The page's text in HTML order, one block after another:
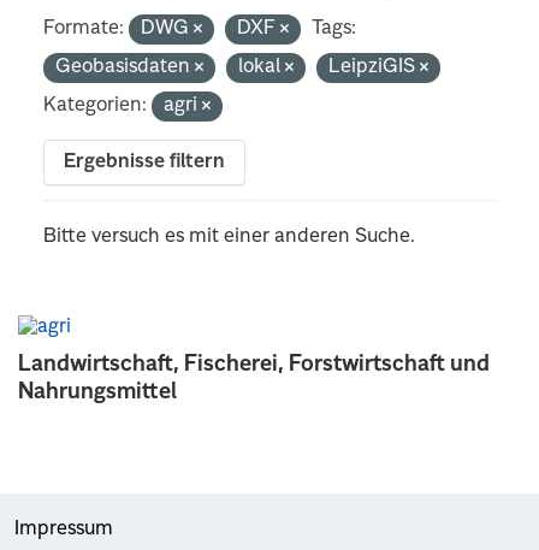
Landwirtschaft, Fischerei, Forstwirtschaft und
Nahrungsmittel
Formate: DWG DXF
Tags:
Geobasisdaten
lokal
LeipziGIS
Kategorien:
agri
Ergebnisse filtern
Bitte versuch es mit einer anderen Suche.
Impressum